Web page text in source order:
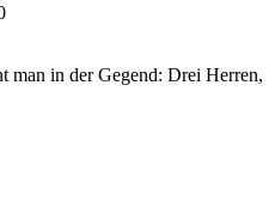
man in der Gegend: Drei Herren,